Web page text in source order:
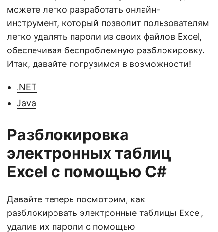
можете легко разработать онлайн-
инструмент, который позволит пользователям
легко удалять пароли из своих файлов Excel,
обеспечивая беспроблемную разблокировку.
Итак, давайте погрузимся в возможности!
.NET
Java
Разблокировка
электронных таблиц
Excel с помощью C#
Давайте теперь посмотрим, как
разблокировать электронные таблицы Excel,
удалив их пароли с помощью